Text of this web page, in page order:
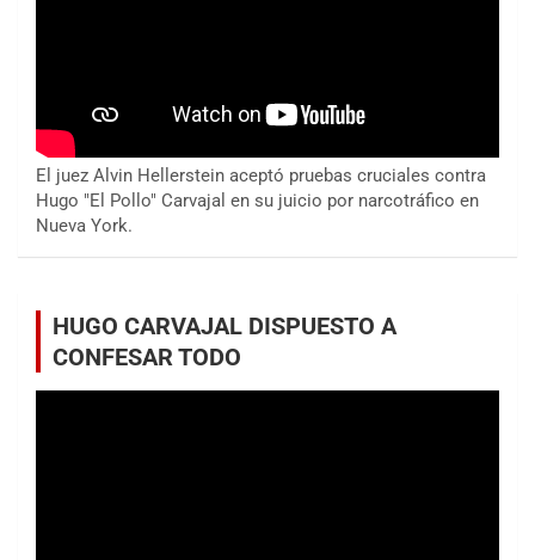
El juez Alvin Hellerstein aceptó pruebas cruciales contra
Hugo "El Pollo" Carvajal en su juicio por narcotráfico en
Nueva York.
HUGO CARVAJAL DISPUESTO A
CONFESAR TODO